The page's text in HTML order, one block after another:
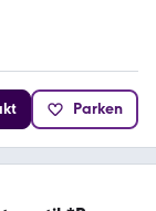
Parken